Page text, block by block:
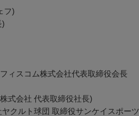
フ)
)
スコム株式会社代表取締役会長
式会社 代表取締役社長)
クルト球団 取締役サンケイスポーツ